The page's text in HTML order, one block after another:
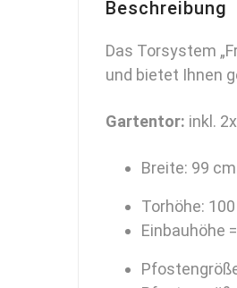
Beschreibung
Das Torsystem
und bietet Ihnen
Gartentor: inkl.
Breite: 99
Torhöhe:
Einbauhöhe